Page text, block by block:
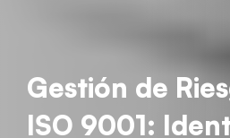
Gestión de
ISO 9001: